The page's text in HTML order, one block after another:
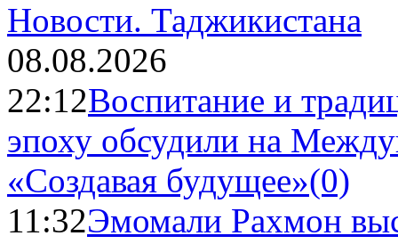
Новости. Таджикистана
08.08.2026
22:12Воспитание и
эпоху обсудили на
«Создавая будущее»(0)
11:32Эмомали Рахмон